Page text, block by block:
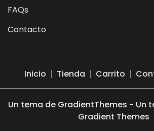
FAQs
Contacto
Inicio Tienda Carrito
Un tema de GradientThemes - Un
Gradient Themes